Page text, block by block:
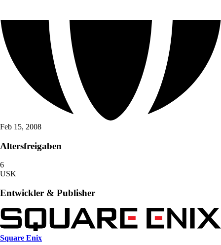
Feb 15, 2008
Altersfreigaben
6
USK
Entwickler & Publisher
Square Enix